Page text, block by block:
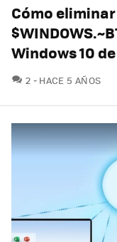
Cómo
Windows 10
2 COMENTARIOS
HACE 5 AÑOS